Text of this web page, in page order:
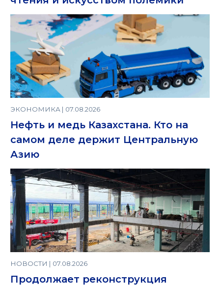
ЭКОНОМИКА | 07.08.2026
Нефть и медь Казахстана. Кто на
самом деле держит Центральную
Азию
НОВОСТИ | 07.08.2026
Продолжает реконструкция